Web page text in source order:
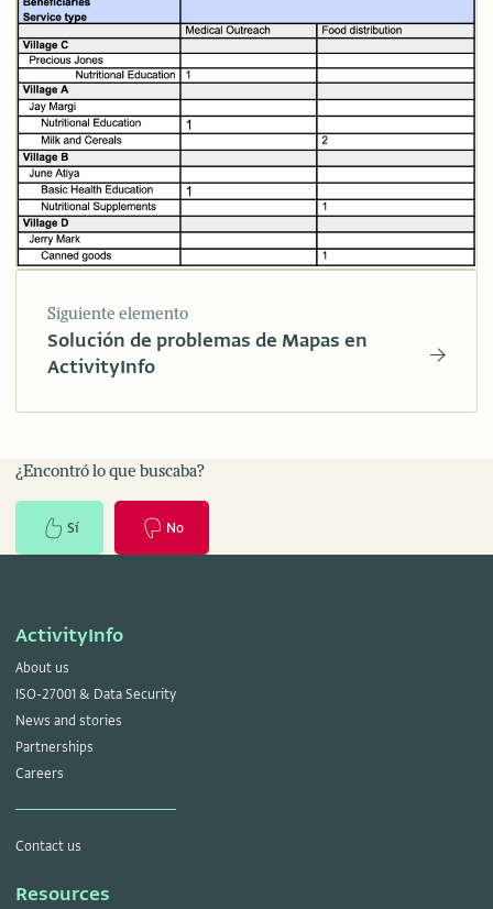
Siguiente elemento
Solución de problemas de Mapas en
ActivityInfo
¿Encontró lo que buscaba?
Sí No
ActivityInfo
About us
ISO-27001 & Data Security
News and stories
Partnerships
Careers
Contact us
Resources